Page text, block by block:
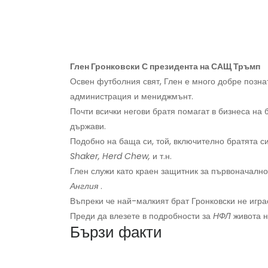
Глен Гронковски С президента на САЩ Тръмп
Освен футболния свят, Глен е много добре
администрация и мениджмънт.
Почти всички негови братя помагат в бизнеса
държави.
Подобно на баща си, той, включително братята
Shaker, Herd Chew, и т.н.
Глен служи като краен защитник за първоначално
Англия .
Въпреки че най-малкият брат Гронковски не
Преди да влезете в подробности за НФЛ живота
Бързи факти